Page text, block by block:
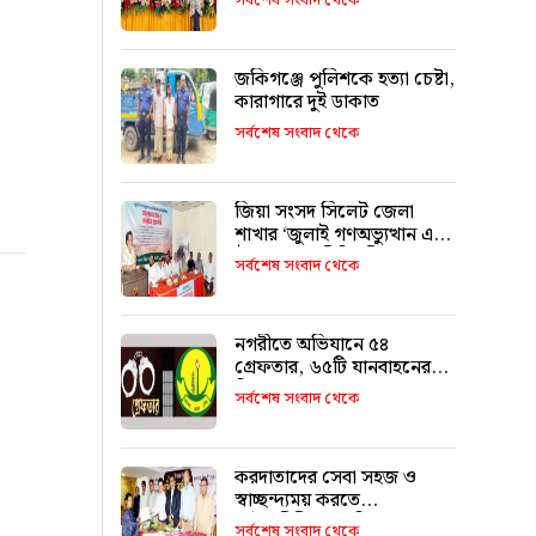
জকিগঞ্জে পুলিশকে হত্যা চেষ্টা,
কারাগারে দুই ডাকাত
সর্বশেষ সংবাদ থেকে
জিয়া সংসদ সিলেট জেলা
শাখার ‘জুলাই গণঅভ্যুত্থান এবং
ঐক্যের রাজনীতি’ শীর্ষক
আলোচনা
সর্বশেষ সংবাদ থেকে
নগরীতে অভিযানে ৫৪
গ্রেফতার, ৬৫টি যানবাহনের
বিরুদ্ধে মামলা
সর্বশেষ সংবাদ থেকে
করদাতাদের সেবা সহজ ও
স্বাচ্ছন্দ্যময় করতে
আইনজীবীদের ভূমিকা